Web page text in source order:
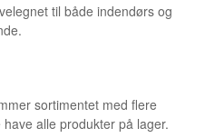
til både indendørs og
sortimentet med flere
alle produkter på lager.